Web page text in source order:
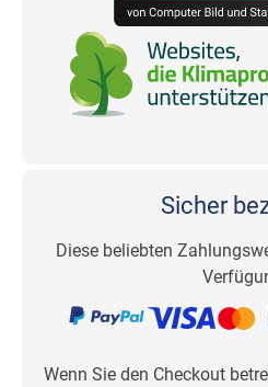
Sicher
Diese beliebten
Wenn Sie den Checkout